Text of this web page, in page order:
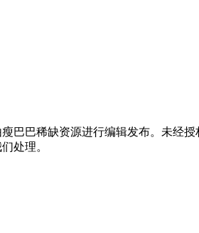
巴巴稀缺资源进行编辑发布。未经
处理。